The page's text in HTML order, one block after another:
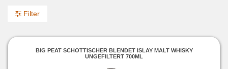
Filter
BIG PEAT SCHOTTISCHER BLENDET ISLAY MALT WHISKY
UNGEFILTERT 700ML